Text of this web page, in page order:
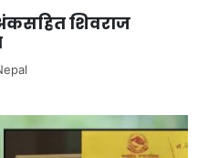
शिवराज